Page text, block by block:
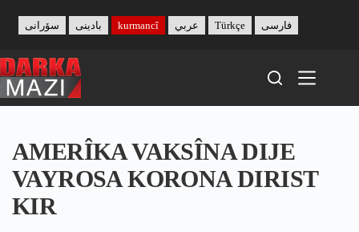
content
بادینی سۆرانی kurmancî عربي Türkçe فارسی
AMERÎKA VAKSÎNA DIJE
VAYROSA KORONA DIRIST
KIR